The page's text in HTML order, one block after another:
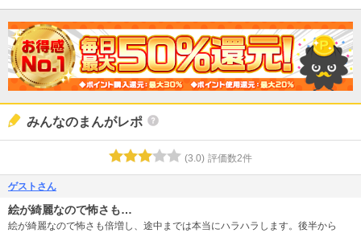
みんなのまんがレポ
(3.0) 評価数2件
ゲストさん
絵が綺麗なので怖さも…
絵が綺麗なので怖さも倍増し、途中までは本当にハラハラします。後半から